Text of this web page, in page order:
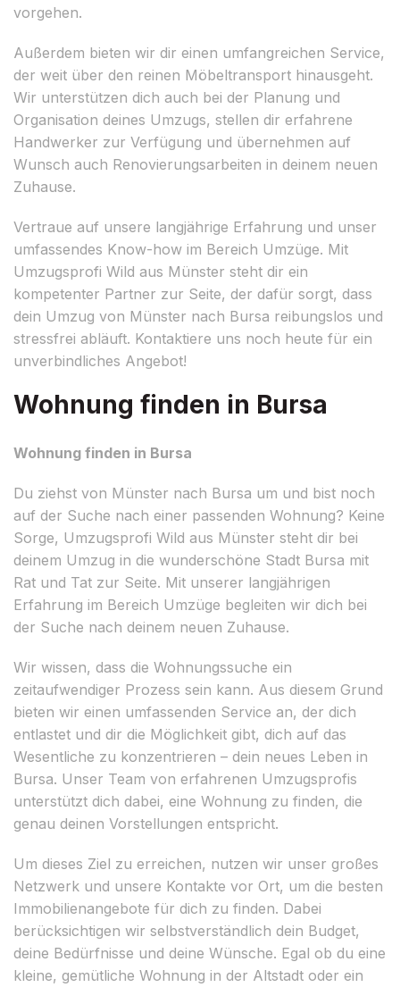
vorgehen.
Außerdem bieten wir dir einen umfangreichen Service,
der weit über den reinen Möbeltransport hinausgeht.
Wir unterstützen dich auch bei der Planung und
Organisation deines Umzugs, stellen dir erfahrene
Handwerker zur Verfügung und übernehmen auf
Wunsch auch Renovierungsarbeiten in deinem neuen
Zuhause.
Vertraue auf unsere langjährige Erfahrung und unser
umfassendes Know-how im Bereich Umzüge. Mit
Umzugsprofi Wild aus Münster steht dir ein
kompetenter Partner zur Seite, der dafür sorgt, dass
dein Umzug von Münster nach Bursa reibungslos und
stressfrei abläuft. Kontaktiere uns noch heute für ein
unverbindliches Angebot!
Wohnung finden in Bursa
Wohnung finden in Bursa
Du ziehst von Münster nach Bursa um und bist noch
auf der Suche nach einer passenden Wohnung? Keine
Sorge, Umzugsprofi Wild aus Münster steht dir bei
deinem Umzug in die wunderschöne Stadt Bursa mit
Rat und Tat zur Seite. Mit unserer langjährigen
Erfahrung im Bereich Umzüge begleiten wir dich bei
der Suche nach deinem neuen Zuhause.
Wir wissen, dass die Wohnungssuche ein
zeitaufwendiger Prozess sein kann. Aus diesem Grund
bieten wir einen umfassenden Service an, der dich
entlastet und dir die Möglichkeit gibt, dich auf das
Wesentliche zu konzentrieren – dein neues Leben in
Bursa. Unser Team von erfahrenen Umzugsprofis
unterstützt dich dabei, eine Wohnung zu finden, die
genau deinen Vorstellungen entspricht.
Um dieses Ziel zu erreichen, nutzen wir unser großes
Netzwerk und unsere Kontakte vor Ort, um die besten
Immobilienangebote für dich zu finden. Dabei
berücksichtigen wir selbstverständlich dein Budget,
deine Bedürfnisse und deine Wünsche. Egal ob du eine
kleine, gemütliche Wohnung in der Altstadt oder ein